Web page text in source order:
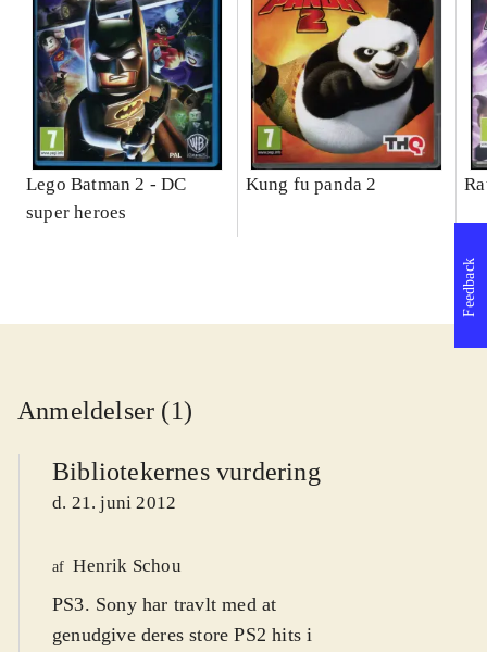
Lego Batman 2 - DC
super heroes
Kung fu panda 2
Anmeldelser (1)
Bibliotekernes vurdering
d. 21. juni 2012
af Henrik Schou
PS3. Sony har travlt med at
genudgive deres store PS2 hits i
Feedback